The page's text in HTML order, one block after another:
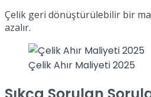
Çelik geri dönüştürülebilir bir
azalır.
Çelik Ahır Maliyeti 2025